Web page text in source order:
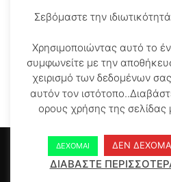
τον ιστότοπο..Διαβάστε του
μας*
Αρχικη KATOHIKA NEA Login
ΟΡΟΙ ΧΡΗΣΗΣ
Σεβόμαστε την
Χρησιμοποιώντας αυτό το
συμφωνείτε με την
χειρισμό των δεδομένων
αυτόν τον
ορους χρήσης της σελίδας
ΔΕΧΟΜΑΙ ΔΕΝ
ΔΙΑΒΑΣΤΕ